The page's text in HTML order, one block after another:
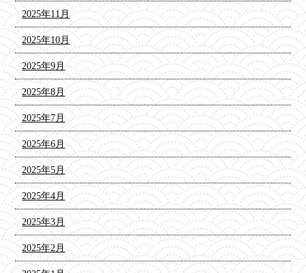
2025年11月
2025年10月
2025年9月
2025年8月
2025年7月
2025年6月
2025年5月
2025年4月
2025年3月
2025年2月